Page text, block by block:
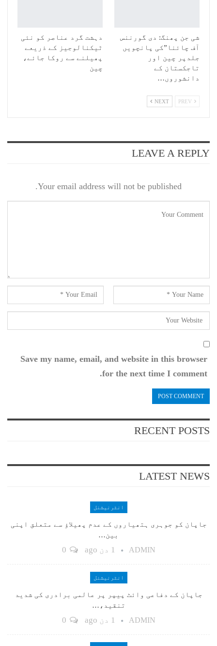
شی جن پھنگ: دی گورننس
آف چائنا”کی پانچویں
جلدپر چین اور
تاجکستان کے
دانشوروں…
دہشت گرد عناصر کو نئی
ٹیکنالوجیز کے ذریعے
پھیلنے سے روکا جائے،
چین
NEXT
LEAVE A REPLY
Your email address will not be published.
Save my name, email, and website in this browser
for the next time I comment.
RECENT POSTS
LATEST NEWS
انٹرنیشنل
جاپان کو جوہری ہتھیاروں کے عدم پھیلاؤ سے متعلق اپنی
بین…
ADMIN 1 دن ago
انٹرنیشنل
جاپان کے دفاعی وائٹ پیپر پر عالمی برادری کی شدید
تنقید،…
ADMIN 1 دن ago